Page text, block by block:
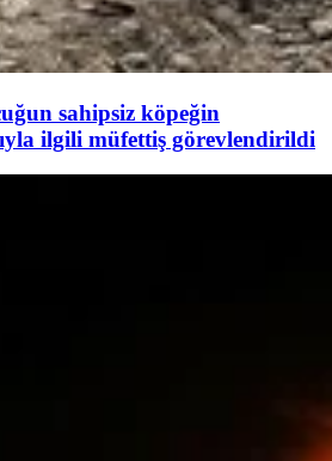
sahipsiz köpeğin
ilgili müfettiş görevlendirildi